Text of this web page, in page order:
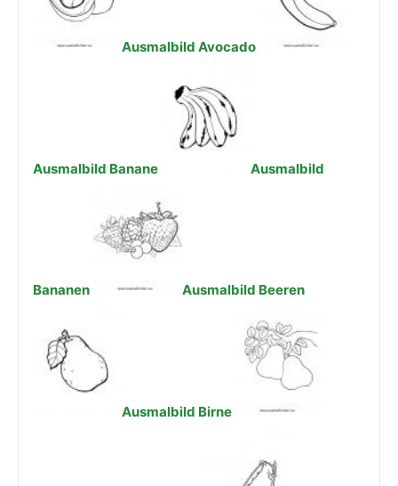
Ausmalbild Avocado
Ausmalbild Banane Ausmalbild
Bananen Ausmalbild Beeren
Ausmalbild Birne